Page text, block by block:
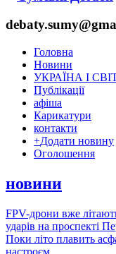
Головна
Новини
УКРАЇНА І
Публікації
афіша
Карикатури
контакти
+Додати новину
Оголошення
новини
FPV-дрони вже
ударів на проспекті
Поки літо плавить
настроєм